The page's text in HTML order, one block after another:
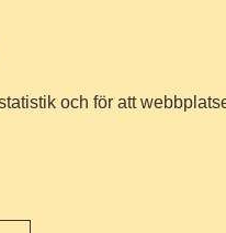
och för att